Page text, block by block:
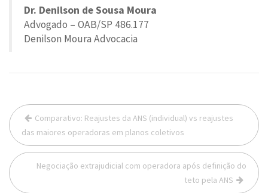
Dr. Denilson de Sousa Moura
Advogado – OAB/SP 486.177
Denilson Moura Advocacia
Navegação
de
Post
Comparativo: Reajustes da ANS (individual) vs reajustes
das maiores operadoras em planos coletivos
Negociação extrajudicial com operadora após definição do
teto pela ANS